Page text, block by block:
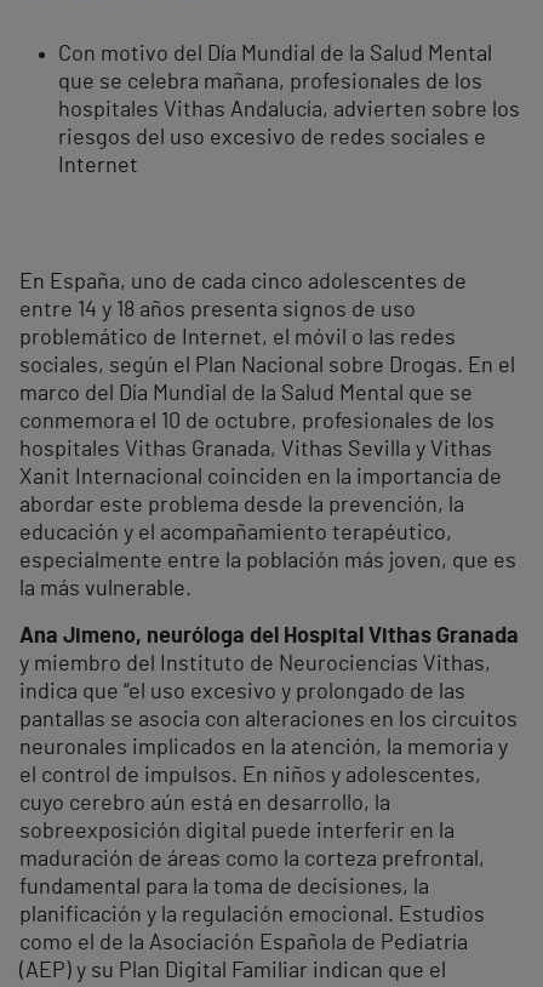
Con motivo del Día Mundial de la Salud Mental
que se celebra mañana, profesionales de los
hospitales Vithas Andalucía, advierten sobre los
riesgos del uso excesivo de redes sociales e
Internet
En España, uno de cada cinco adolescentes de
entre 14 y 18 años presenta signos de uso
problemático de Internet, el móvil o las redes
sociales, según el Plan Nacional sobre Drogas. En el
marco del Día Mundial de la Salud Mental que se
conmemora el 10 de octubre, profesionales de los
hospitales Vithas Granada, Vithas Sevilla y Vithas
Xanit Internacional coinciden en la importancia de
abordar este problema desde la prevención, la
educación y el acompañamiento terapéutico,
especialmente entre la población más joven, que es
la más vulnerable.
Ana Jimeno, neuróloga del Hospital Vithas Granada
y miembro del Instituto de Neurociencias Vithas,
indica que “el uso excesivo y prolongado de las
pantallas se asocia con alteraciones en los circuitos
neuronales implicados en la atención, la memoria y
el control de impulsos. En niños y adolescentes,
cuyo cerebro aún está en desarrollo, la
sobreexposición digital puede interferir en la
maduración de áreas como la corteza prefrontal,
fundamental para la toma de decisiones, la
planificación y la regulación emocional. Estudios
como el de la Asociación Española de Pediatría
(AEP) y su Plan Digital Familiar indican que el